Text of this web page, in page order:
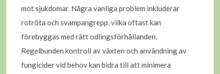
mot sjukdomar. Några vanliga problem inkluderar
rotröta och svampangrepp, vilka oftast kan
förebyggas med rätt odlingsförhållanden.
Regelbunden kontroll av växten och användning av
fungicider vid behov kan bidra till att minimera